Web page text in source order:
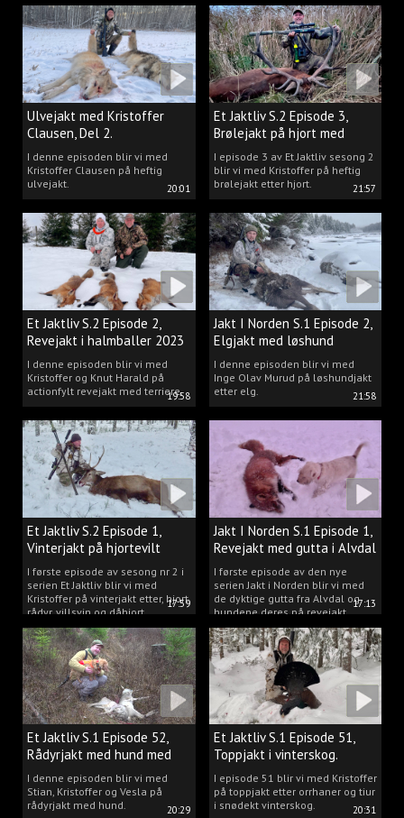
20:01
Ulvejakt med Kristoffer
Clausen, Del 2.
I denne episoden blir vi med
Kristoffer Clausen på heftig
ulvejakt.
21:57
Et Jaktliv S.2 Episode 3,
Brølejakt på hjort med
Kristoffer Clausen
I episode 3 av Et Jaktliv sesong 2
blir vi med Kristoffer på heftig
brølejakt etter hjort.
19:58
Et Jaktliv S.2 Episode 2,
Revejakt i halmballer 2023
I denne episoden blir vi med
Kristoffer og Knut Harald på
actionfylt revejakt med terriere.
21:58
Jakt I Norden S.1 Episode 2,
Elgjakt med løshund
I denne episoden blir vi med
Inge Olav Murud på løshundjakt
etter elg.
17:59
Et Jaktliv S.2 Episode 1,
Vinterjakt på hjortevilt
I første episode av sesong nr 2 i
serien Et Jaktliv blir vi med
Kristoffer på vinterjakt etter, hjort,
rådyr, villsvin og dåhjort.
17:13
Jakt I Norden S.1 Episode 1,
Revejakt med gutta i Alvdal
I første episode av den nye
serien Jakt i Norden blir vi med
de dyktige gutta fra Alvdal og
hundene deres på revejakt.
20:29
Et Jaktliv S.1 Episode 52,
Rådyrjakt med hund med
Stian, Kristoffer og Vesla
I denne episoden blir vi med
Stian, Kristoffer og Vesla på
rådyrjakt med hund.
20:31
Et Jaktliv S.1 Episode 51,
Toppjakt i vinterskog.
I episode 51 blir vi med Kristoffer
på toppjakt etter orrhaner og tiur
i snødekt vinterskog.